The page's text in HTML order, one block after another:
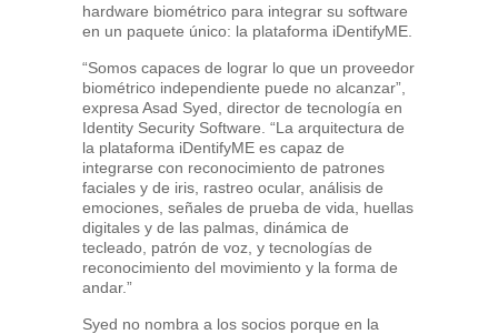
hardware biométrico para integrar su software
en un paquete único: la plataforma iDentifyME.
“Somos capaces de lograr lo que un proveedor
biométrico independiente puede no alcanzar”,
expresa Asad Syed, director de tecnología en
Identity Security Software. “La arquitectura de
la plataforma iDentifyME es capaz de
integrarse con reconocimiento de patrones
faciales y de iris, rastreo ocular, análisis de
emociones, señales de prueba de vida, huellas
digitales y de las palmas, dinámica de
tecleado, patrón de voz, y tecnologías de
reconocimiento del movimiento y la forma de
andar.”
Syed no nombra a los socios porque en la